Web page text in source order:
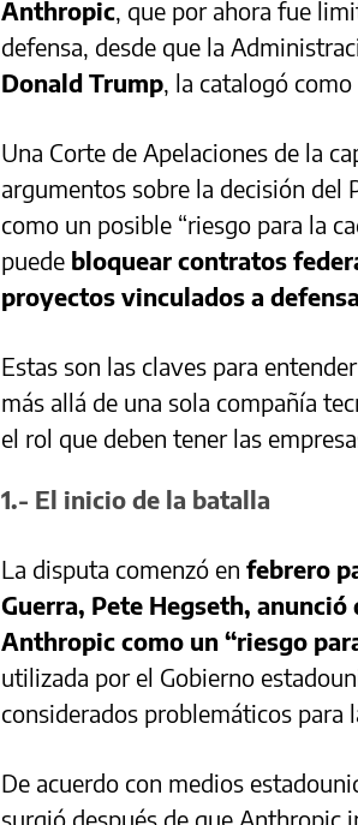
Anthropic, que por ahora fue
defensa, desde que la
Donald Trump, la catalogó
Una Corte de Apelaciones de la
argumentos sobre la decisión del
como un posible “riesgo para la
puede bloquear contratos
proyectos vinculados a
Estas son las claves para
más allá de una sola compañía
el rol que deben tener las
1.- El inicio de la batalla
La disputa comenzó en febrero
Guerra, Pete Hegseth,
Anthropic como un “riesgo
utilizada por el Gobierno
considerados problemáticos para
De acuerdo con medios
surgió después de que Anthropic